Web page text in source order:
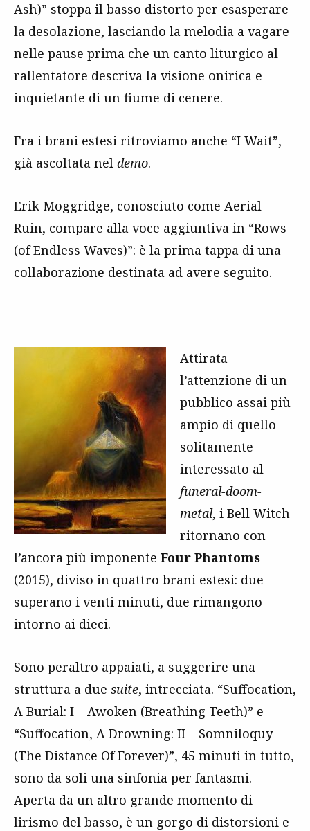
Ash)” stoppa il basso distorto per esasperare
la desolazione, lasciando la melodia a vagare
nelle pause prima che un canto liturgico al
rallentatore descriva la visione onirica e
inquietante di un fiume di cenere.
Fra i brani estesi ritroviamo anche “I Wait”,
già ascoltata nel demo.
Erik Moggridge, conosciuto come Aerial
Ruin, compare alla voce aggiuntiva in “Rows
(of Endless Waves)”: è la prima tappa di una
collaborazione destinata ad avere seguito.
Attirata
l’attenzione di un
pubblico assai più
ampio di quello
solitamente
interessato al
funeral-doom-
metal, i Bell Witch
ritornano con
l’ancora più imponente Four Phantoms
(2015), diviso in quattro brani estesi: due
superano i venti minuti, due rimangono
intorno ai dieci.
Sono peraltro appaiati, a suggerire una
struttura a due suite, intrecciata. “Suffocation,
A Burial: I – Awoken (Breathing Teeth)” e
“Suffocation, A Drowning: II – Somniloquy
(The Distance Of Forever)”, 45 minuti in tutto,
sono da soli una sinfonia per fantasmi.
Aperta da un altro grande momento di
lirismo del basso, è un gorgo di distorsioni e